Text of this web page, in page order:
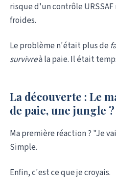
risque d'un contrôle
froides.
Le problème n'était plus de
survivreà la paie. Il était
La découverte : Le
de paie, une jungle ?
Ma première réaction ? "Je
Simple.
Enfin, c'est ce que je croyais.